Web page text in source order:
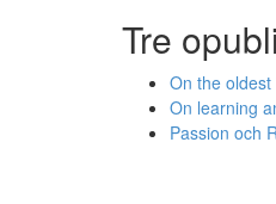
Tre
On the
On learning
Passion och